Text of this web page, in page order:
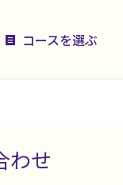
コースを選ぶ
わせ